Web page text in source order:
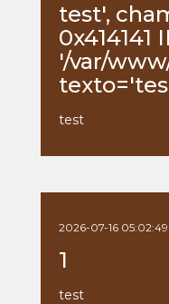
test',
0x414141
'/var/
test
2026-07-16 05:02:49
1
test